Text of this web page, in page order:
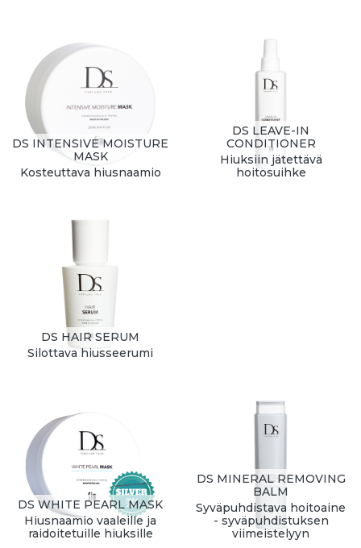
DS INTENSIVE MOISTURE
MASK
Kosteuttava hiusnaamio
DS HAIR SERUM
Silottava hiusseerumi
DS LEAVE-IN
CONDITIONER
Hiuksiin jätettävä
hoitosuihke
DS WHITE PEARL MASK
Hiusnaamio vaaleille ja
raidoitetuille hiuksille
DS MINERAL REMOVING
BALM
Syväpuhdistava hoitoaine
- syväpuhdistuksen
viimeistelyyn